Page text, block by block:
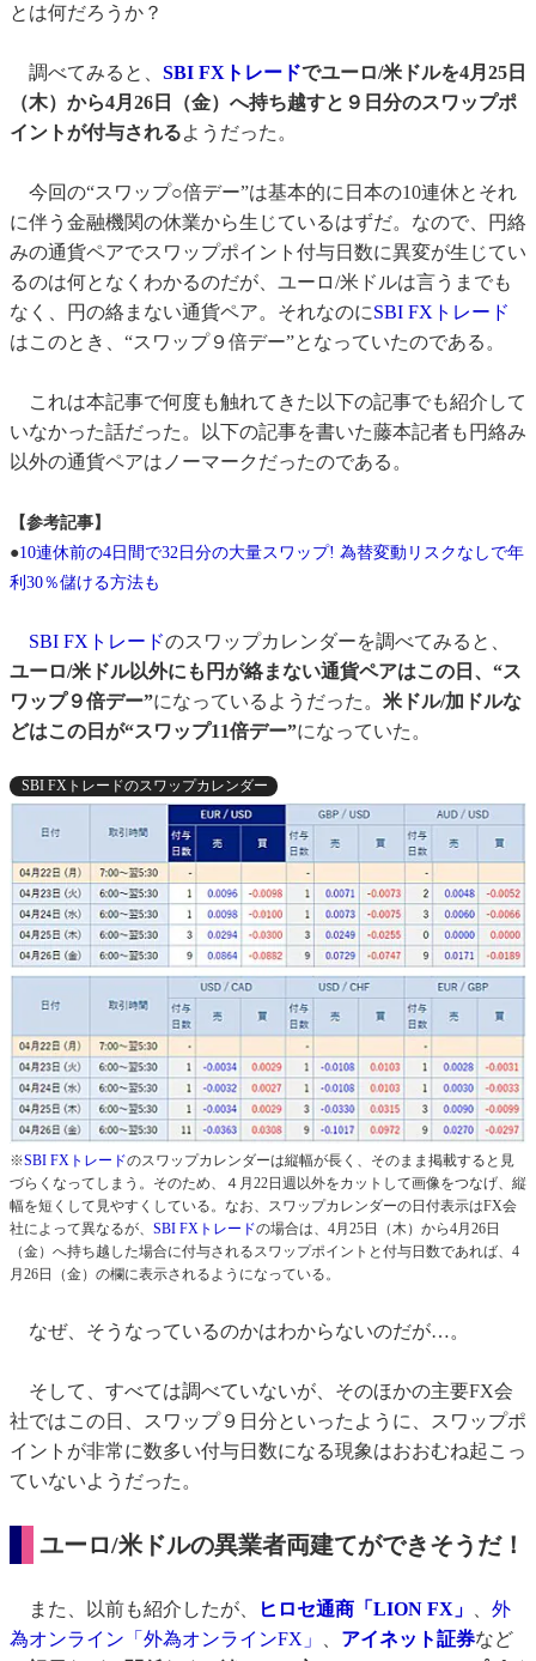
とは何だろうか？
調べてみると、 SBI FXトレードでユーロ/米ドルを4月25日
（木）から4月26日（金）へ持ち越すと９日分のスワップポ
イントが付与されるようだった。
今回の“スワップ○倍デー”は基本的に日本の10連休とそれ
に伴う金融機関の休業から生じているはずだ。なので、円絡
みの通貨ペアでスワップポイント付与日数に異変が生じてい
るのは何となくわかるのだが、ユーロ/米ドルは言うまでも
なく、円の絡まない通貨ペア。それなのにSBI FXトレード
はこのとき、“スワップ９倍デー”となっていたのである。
これは本記事で何度も触れてきた以下の記事でも紹介して
いなかった話だった。以下の記事を書いた藤本記者も円絡み
以外の通貨ペアはノーマークだったのである。
【参考記事】
●10連休前の4日間で32日分の大量スワップ! 為替変動リスクなしで年
利30％儲ける方法も
SBI FXトレードのスワップカレンダーを調べてみると、
ユーロ/米ドル以外にも円が絡まない通貨ペアはこの日、“ス
ワップ９倍デー”になっているようだった。 米ドル/加ドルな
どはこの日が“スワップ11倍デー”になっていた。
SBI FXトレードのスワップカレンダー
※SBI FXトレードのスワップカレンダーは縦幅が長く、そのまま掲載すると見
づらくなってしまう。そのため、４月22日週以外をカットして画像をつなげ、縦
幅を短くして見やすくしている。なお、スワップカレンダーの日付表示はFX会
社によって異なるが、 SBI FXトレードの場合は、4月25日（木）から4月26日
（金）へ持ち越した場合に付与されるスワップポイントと付与日数であれば、4
月26日（金）の欄に表示されるようになっている。
なぜ、そうなっているのかはわからないのだが…。
そして、すべては調べていないが、そのほかの主要FX会
社ではこの日、スワップ９日分といったように、スワップポ
イントが非常に数多い付与日数になる現象はおおむね起こっ
ていないようだった。
ユーロ/米ドルの異業者両建てができそうだ！
また、以前も紹介したが、 ヒロセ通商「LION FX」
外
為オンライン「外為オンラインFX」
アイネット証券など